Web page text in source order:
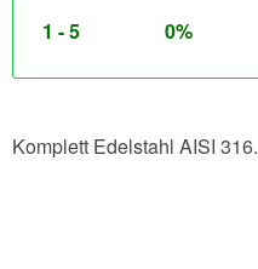
1 - 5 0%
Komplett Edelstahl AISI 316.